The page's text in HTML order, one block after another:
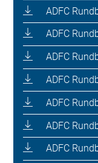
ADFC
ADFC
ADFC
ADFC
ADFC
ADFC
ADFC